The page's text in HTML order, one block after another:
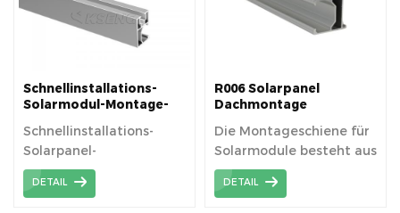
Schnellinstallations-
Solarmodul-Montage-
Solardach-
Montagesystem
Schnellinstallations-
Solarpanel-
Montageschiene aus
Aluminium
DETAIL
R006 Solarpanel
Dachmontage
Die Montageschiene für
Solarmodule besteht aus
Aluminium-
Strangpressprofilen aus
DETAIL